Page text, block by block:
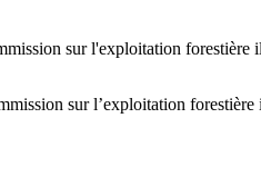
sur l'exploitation forestière
sur l’exploitation forestière